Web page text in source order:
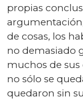
propias
de cosas, los
no demasiado
muchos de sus
no sólo se
quedaron sin